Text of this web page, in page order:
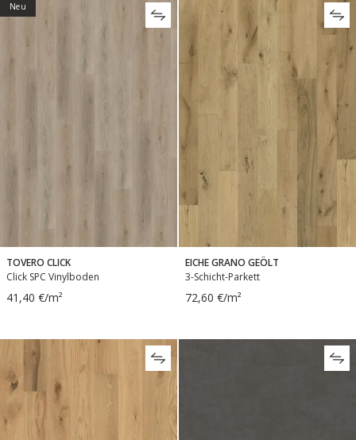
Neu
TOVERO CLICK
Click SPC Vinylboden
41,40 €/m²
EICHE GRANO GEÖLT
3-Schicht-Parkett
72,60 €/m²